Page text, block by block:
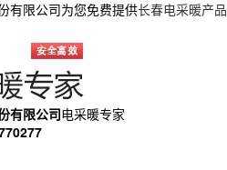
有限公司为您免费提供长春电采暖产品
有限公司电采暖专家